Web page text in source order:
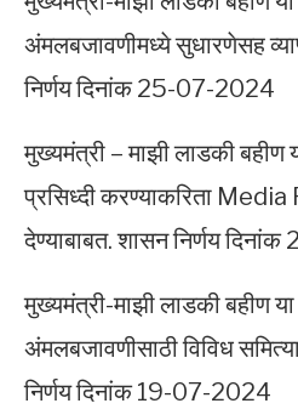
अंमलबजावणीमध्ये सुधारणेसह
निर्णय दिनांक 25-07-2024
मुख्यमंत्री – माझी लाडकी बहीण
प्रसिध्दी करण्याकरिता Media
देण्याबाबत. शासन निर्णय
मुख्यमंत्री-माझी लाडकी बहीण
अंमलबजावणीसाठी विविध
निर्णय दिनांक 19-07-2024